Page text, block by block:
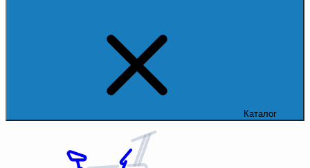
Каталог